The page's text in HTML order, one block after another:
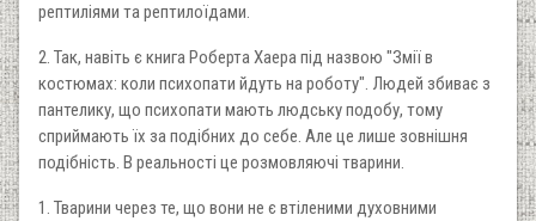
рептиліями та рептилоїдами.
2. Так, навіть є книга Роберта Хаера під назвою "Змії в
костюмах: коли психопати йдуть на роботу". Людей збиває з
пантелику, що психопати мають людську подобу, тому
сприймають їх за подібних до себе. Але це лише зовнішня
подібність. В реальності це розмовляючі тварини.
1. Тварини через те, що вони не є втіленими духовними